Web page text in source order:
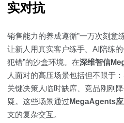
实对抗
销售能力的养成遵循”一万次刻意
让新人用真实客户练手。AI陪练
犯错”的沙盒环境。在深维智信
人面对的高压场景包括但不限于
关键决策人临时缺席、竞品刚刚
疑。这些场景通过 MegaAgents
支的复杂交互。